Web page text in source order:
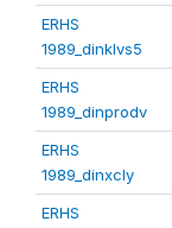
ERHS
1989_dinklvs5
ERHS
1989_dinprodv
ERHS
1989_dinxcly
ERHS